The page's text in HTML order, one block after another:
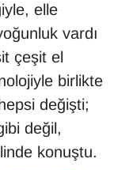
elle
vardı
çeşit el
birlikte
değişti;
değil,
konuştu.